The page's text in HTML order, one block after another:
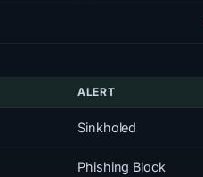
ALERT
Sinkholed
Phishing Block